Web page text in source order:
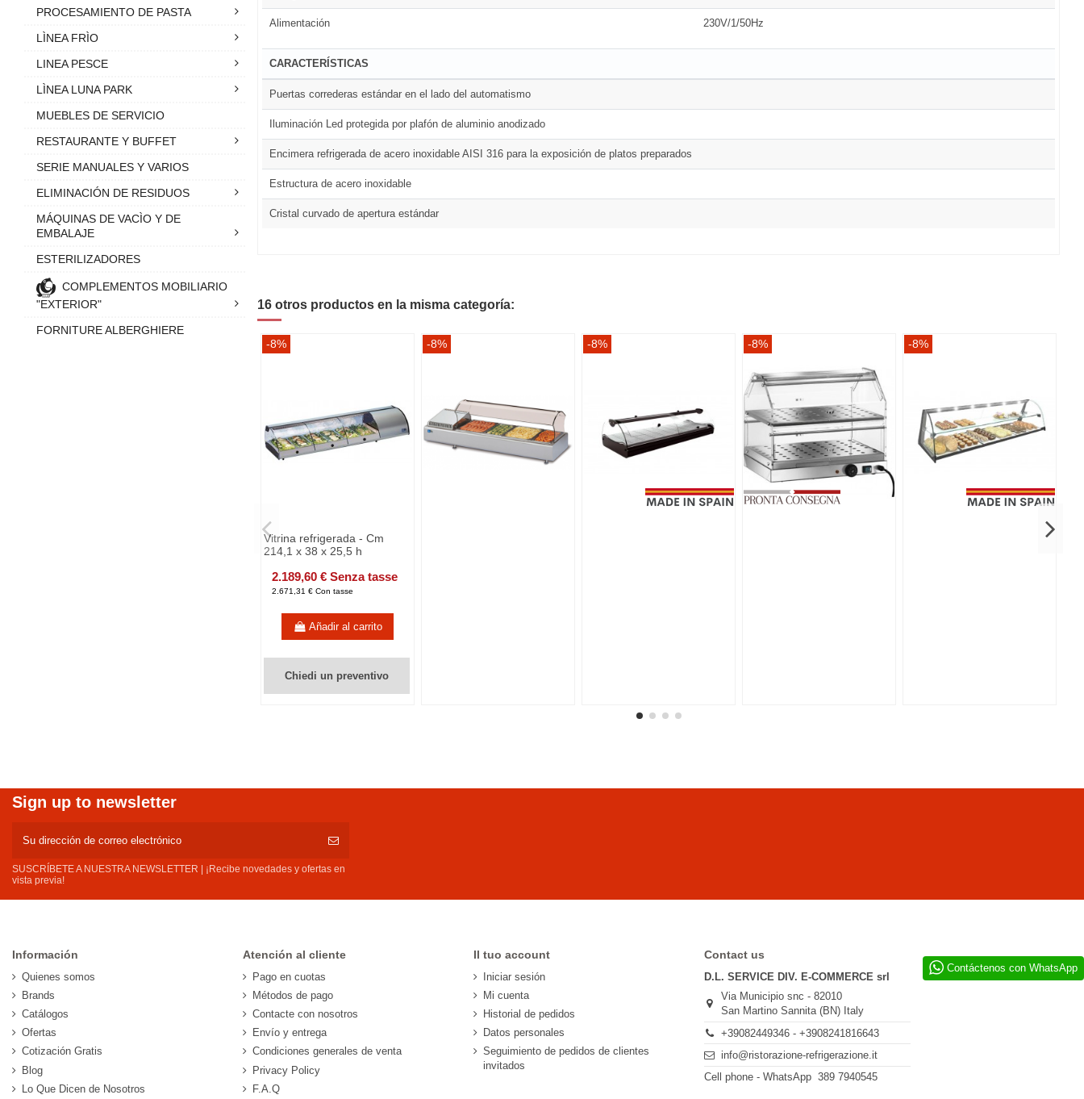
Alimentación 230V/1/50Hz
CARACTERÍSTICAS
Puertas correderas estándar en el lado del automatismo
Iluminación Led protegida por plafón de aluminio anodizado
Encimera refrigerada de acero inoxidable AISI 316 para la exposición de platos preparados
Estructura de acero inoxidable
Cristal curvado de apertura estándar
16 otros productos en la misma categoría:
-8%
Vitrina refrigerada - Cm
214,1 x 38 x 25,5 h
2.189,60 € Senza tasse
2.671,31 € Con tasse
Añadir al carrito
Chiedi un preventivo
-8% -8% -8% -8%
PROCESAMIENTO DE PASTA
LÌNEA FRÌO
LINEA PESCE
LÌNEA LUNA PARK
MUEBLES DE SERVICIO
RESTAURANTE Y BUFFET
SERIE MANUALES Y VARIOS
ELIMINACIÓN DE RESIDUOS
MÁQUINAS DE VACÌO Y DE
EMBALAJE
ESTERILIZADORES
COMPLEMENTOS MOBILIARIO
"EXTERIOR"
FORNITURE ALBERGHIERE
Sign up to newsletter
SUSCRÍBETE A NUESTRA NEWSLETTER | ¡Recibe novedades y ofertas en
vista previa!
Información
Quienes somos
Brands
Catálogos
Ofertas
Cotización Gratis
Blog
Lo Que Dicen de Nosotros
Atención al cliente
Pago en cuotas
Métodos de pago
Contacte con nosotros
Envío y entrega
Condiciones generales de venta
Privacy Policy
F.A.Q
Il tuo account
Iniciar sesión
Mi cuenta
Historial de pedidos
Datos personales
Seguimiento de pedidos de clientes
invitados
Contact us
D.L. SERVICE DIV. E-COMMERCE srl
Via Municipio snc - 82010
San Martino Sannita (BN) Italy
+39082449346 - +3908241816643
info@ristorazione-refrigerazione.it
Cell phone - WhatsApp 389 7940545
Contáctenos con WhatsApp